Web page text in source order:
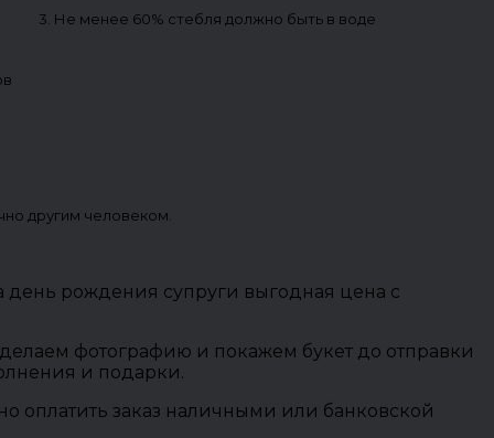
3. Не менее 60% стебля должно быть в воде
другим человеком.
день рождения супруги выгодная цена с
фотографию и покажем букет до отправки
и подарки.
оплатить заказ наличными или банковской